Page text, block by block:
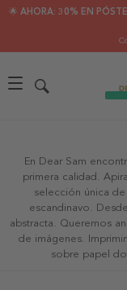
🌟 AHORA: 30% EN
En Dear Sam
primera calidad.
selección única
escandinavo.
abstracta. Queremos
de imágenes.
sobre papel